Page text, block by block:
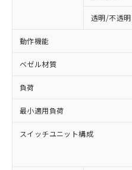
透明/不透明
動作機能
ベゼル材質
負荷
最小適用負荷
スイッチユニット構成